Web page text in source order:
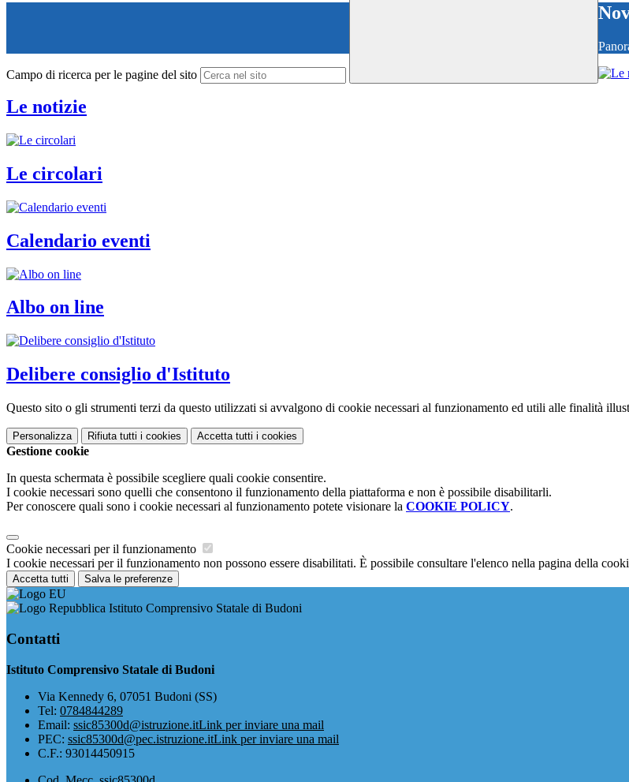
Campo di ricerca per le pagine del sito
Le notizie
Le circolari
Calendario eventi
Albo on line
Delibere consiglio d'Istituto
Questo sito o gli strumenti terzi da questo utilizzati si avvalgono di cookie necessari al funzionamento ed utili alle finalità
Personalizza Rifiuta tutti i cookies Accetta tutti i cookies
Gestione cookie
In questa schermata è possibile scegliere quali cookie consentire.
I cookie necessari sono quelli che consentono il funzionamento della piattaforma e non è possibile disabilitarli.
Per conoscere quali sono i cookie necessari al funzionamento potete visionare la COOKIE POLICY.
Cookie necessari per il funzionamento
I cookie necessari per il funzionamento non possono essere disabilitati. È possibile consultare l'elenco nella pagina della
Accetta tutti Salva le preferenze
Istituto Comprensivo Statale di Budoni
Contatti
Istituto Comprensivo Statale di Budoni
Via Kennedy 6, 07051 Budoni (SS)
Tel: 0784844289
Email: ssic85300d@istruzione.itLink per inviare una mail
PEC: ssic85300d@pec.istruzione.itLink per inviare una mail
C.F.: 93014450915